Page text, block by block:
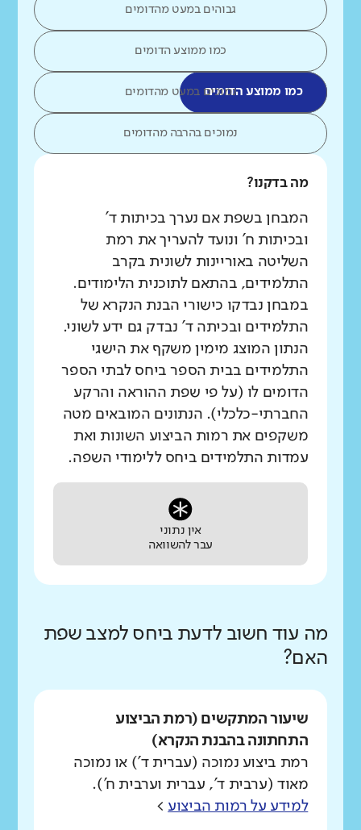
גבוהים במעט מהדומים
כמו ממוצע הדומים
כמו ממוצע הדומיםנמוכים במעט מהדומים
נמוכים בהרבה מהדומים
מה בדקנו?
המבחן בשפת אם נערך בכיתות ד'
ובכיתות ח' ונועד להעריך את רמת
השליטה באוריינות לשונית בקרב
התלמידים, בהתאם לתוכנית הלימודים.
במבחן נבדקו כישורי הבנת הנקרא של
התלמידים ובכיתה ד' נבדק גם ידע לשוני.
הנתון המוצג מימין משקף את הישגי
התלמידים בבית הספר ביחס לבתי הספר
הדומים לו (על פי שפת ההוראה והרקע
החברתי-כלכלי). הנתונים המובאים מטה
משקפים את רמות הביצוע השונות ואת
עמדות התלמידים ביחס ללימודי השפה.
אין נתוני
עבר להשוואה
מה עוד חשוב לדעת ביחס למצב שפת
האם?
שיעור המתקשים (רמת הביצוע
התחתונה בהבנת הנקרא)
רמת ביצוע נמוכה (עברית ד') או נמוכה
מאוד (ערבית ד', עברית וערבית ח').
למידע על רמות הביצוע >